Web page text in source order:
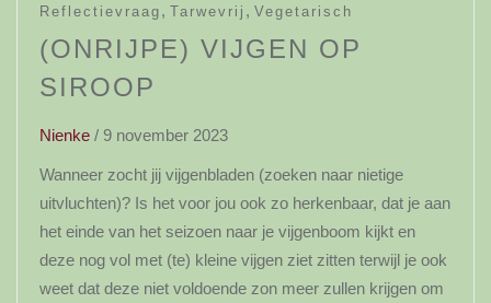
Reflectievraag , Tarwevrij , Vegetarisch
(ONRIJPE) VIJGEN OP
SIROOP
Nienke / 9 november 2023
Wanneer zocht jij vijgenbladen (zoeken naar nietige
uitvluchten)? Is het voor jou ook zo herkenbaar, dat je aan
het einde van het seizoen naar je vijgenboom kijkt en
deze nog vol met (te) kleine vijgen ziet zitten terwijl je ook
weet dat deze niet voldoende zon meer zullen krijgen om